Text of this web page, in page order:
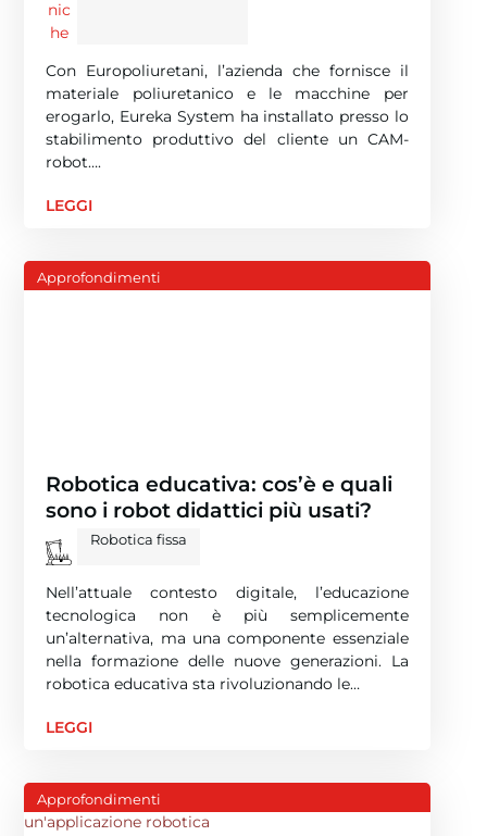
Con Europoliuretani, l’azienda che fornisce il
materiale poliuretanico e le macchine per
erogarlo, Eureka System ha installato presso lo
stabilimento produttivo del cliente un CAM-
robot….
LEGGI
Approfondimenti
Robotica educativa: cos’è e quali
sono i robot didattici più usati?
Robotica fissa
Nell’attuale contesto digitale, l’educazione
tecnologica non è più semplicemente
un’alternativa, ma una componente essenziale
nella formazione delle nuove generazioni. La
robotica educativa sta rivoluzionando le…
LEGGI
Approfondimenti